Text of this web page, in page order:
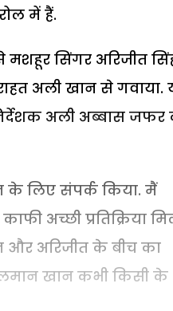
में हैं.
सिंगर अरिजीत
अली खान से गवाया.
अली अब्बास जफर
के लिए संपर्क किया. मैं
अच्छी प्रतिक्रिया
और अरिजीत के बीच का
खान कभी किसी के